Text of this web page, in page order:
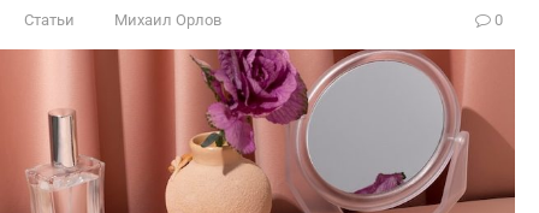
Статьи Михаил Орлов 0